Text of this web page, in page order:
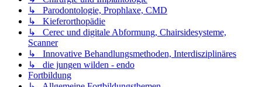
↳ Parodontologie, Prophlaxe, CMD
↳ Kieferorthopädie
↳ Cerec und digitale Abformung, Chairsidesysteme,
Scanner
↳ Innovative Behandlungsmethoden, Interdisziplinäres
↳ die jungen wilden - endo
Fortbildung